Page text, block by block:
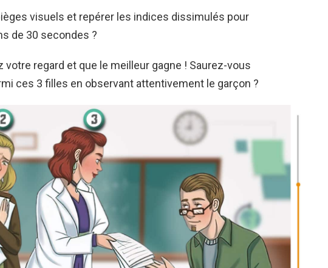
visuels et repérer les indices dissimulés pour
de 30 secondes ?
regard et que le meilleur gagne ! Saurez-vous
ces 3 filles en observant attentivement le garçon ?